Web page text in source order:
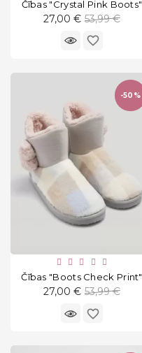
Čības "Crystal Pink Boots"
27,00 € Standarta
cena
53,99 €
favorite_border
-50%
Čības "Boots Check Print"
27,00 € Standarta
53,99 €
favorite_border